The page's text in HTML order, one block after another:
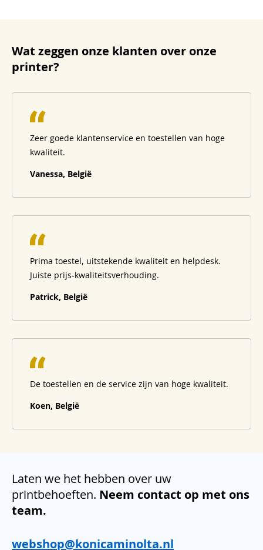
Wat zeggen onze klanten over onze
printer?
Zeer goede klantenservice en toestellen van hoge
kwaliteit.
Vanessa, België
Prima toestel, uitstekende kwaliteit en helpdesk.
Juiste prijs-kwaliteitsverhouding.
Patrick, België
De toestellen en de service zijn van hoge kwaliteit.
Koen, België
Laten we het hebben over uw
printbehoeften. Neem contact op met ons
team.
webshop@konicaminolta.nl